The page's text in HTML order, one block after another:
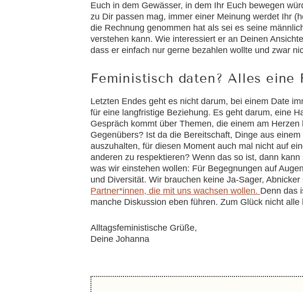
Euch in dem Gewässer, in dem Ihr Euch bewegen
zu Dir passen mag, immer einer Meinung werdet Ihr
die Rechnung genommen hat als sei es seine
verstehen kann. Wie interessiert er an Deinen
dass er einfach nur gerne bezahlen wollte und zwar
Feministisch daten? Alles eine
Letzten Endes geht es nicht darum, bei einem Date
für eine langfristige Beziehung. Es geht darum, eine
Gespräch kommt über Themen, die einem am
Gegenübers? Ist da die Bereitschaft, Dinge aus
auszuhalten, für diesen Moment auch mal nicht auf
anderen zu respektieren? Wenn das so ist, dann
was wir einstehen wollen: Für Begegnungen auf
und Diversität. Wir brauchen keine Ja-Sager,
Partner*innen, die mit uns wachsen wollen. Denn das
manche Diskussion eben führen. Zum Glück nicht
Alltagsfeministische Grüße,
Deine Johanna